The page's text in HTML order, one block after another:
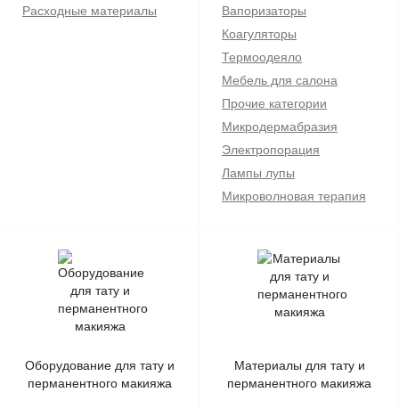
Расходные материалы
Вапоризаторы
Коагуляторы
Термоодеяло
Мебель для салона
Прочие категории
Микродермабразия
Электропорация
Лампы лупы
Микроволновая терапия
Оборудование для тату и
перманентного макияжа
Материалы для тату и
перманентного макияжа